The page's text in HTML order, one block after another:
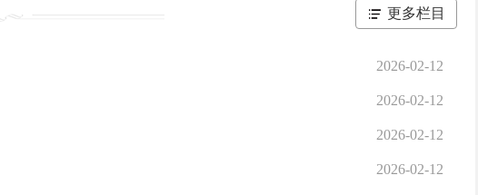
更多栏目
2026-02-12
2026-02-12
2026-02-12
2026-02-12